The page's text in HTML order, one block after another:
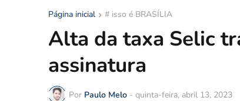
Página inicial # isso é BRASÍLIA
Alta da taxa Selic
assinatura
Por Paulo Melo - quinta-feira, abril 13, 2023